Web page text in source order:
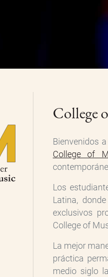
College
Bienvenidos
College of
Los
Latina,
exclusivos
College of
La mejor
práctica
medio siglo